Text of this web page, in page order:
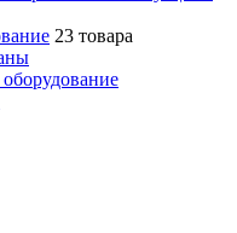
23 товара